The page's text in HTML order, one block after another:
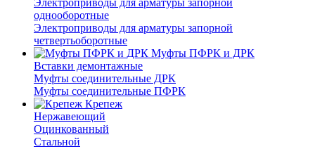
Электроприводы для арматуры запорной
однооборотные
Электроприводы для арматуры запорной
четвертьоборотные
Муфты ПФРК и ДРК
Вставки демонтажные
Муфты соединительные ДРК
Муфты соединительные ПФРК
Крепеж
Нержавеющий
Оцинкованный
Стальной